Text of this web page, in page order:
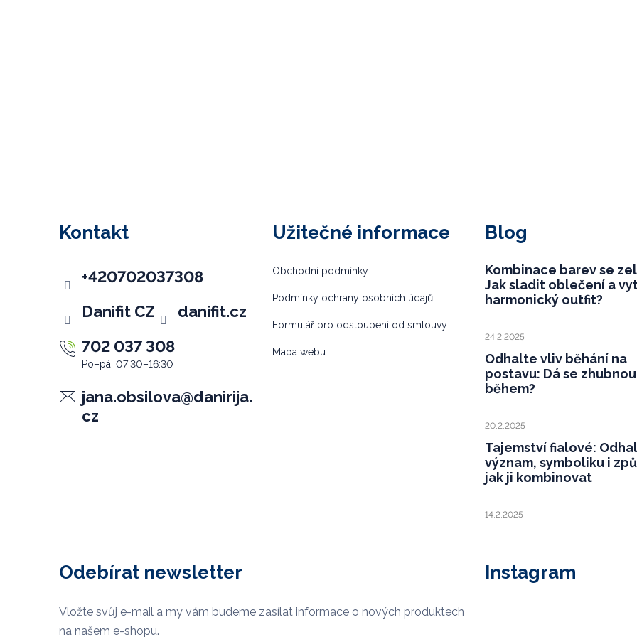
Kontakt
jana.obsilova@danirija.
cz
702 037 308
Danifit CZ danifit.cz
+420702037308
Užitečné informace
Obchodní podmínky
Podmínky ochrany osobních údajů
Formulář pro odstoupení od smlouvy
Mapa webu
Blog
Kombinace barev se
Jak sladit oblečení a
harmonický outfit?
24.2.2025
Odhalte vliv běhání na
postavu: Dá se
během?
20.2.2025
Tajemství fialové:
význam, symboliku i
jak ji kombinovat
14.2.2025
Odebírat newsletter
Vložte svůj e-mail a my vám budeme zasílat informace o nových produktech
na našem e-shopu.
Instagram